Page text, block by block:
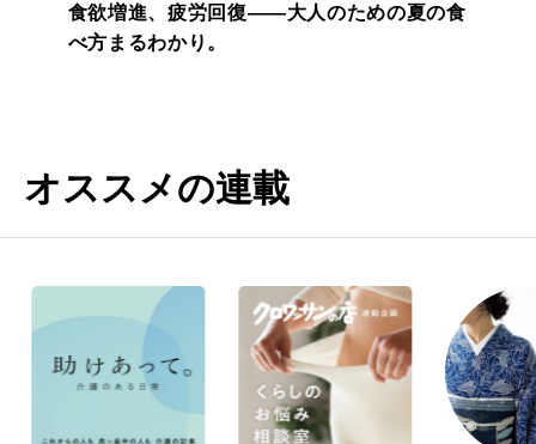
食欲増進、疲労回復——大人のための夏の食
べ方まるわかり。
オススメの連載